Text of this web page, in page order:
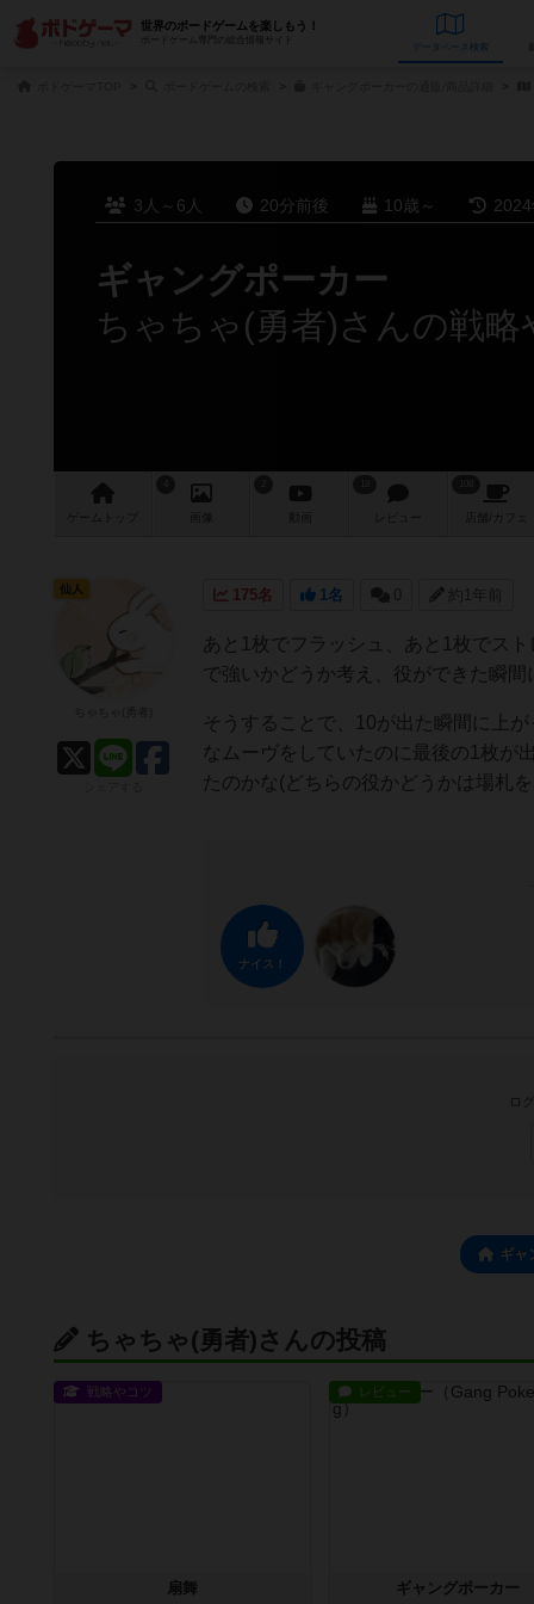
世界のボードゲームを楽しもう！
ボードゲーム専門の総合情報サイト
データベース
3人～6人 20分前後 10歳～
ギャングポーカー
ちゃちゃ(勇者)さんの戦略
ゲーム 画像 レビュー 店舗/ カフェ
175名 1名 0 約1年前
あと1枚でフラッシュ、あと1枚でス
で強いかどうか考え、役ができた瞬
そうすることで、10が出た瞬間に上
なムーヴをしていたのに最後の1枚が
たのかな(どちらの役かどうかは場札
ナイス！
仙人
ロ
ギャ
ちゃちゃ(勇者)さんの投稿
戦略やコツ
扇舞
レビュー
ギャングポーカー